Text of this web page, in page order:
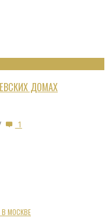
ДОМАХ
1
В МОСКВЕ